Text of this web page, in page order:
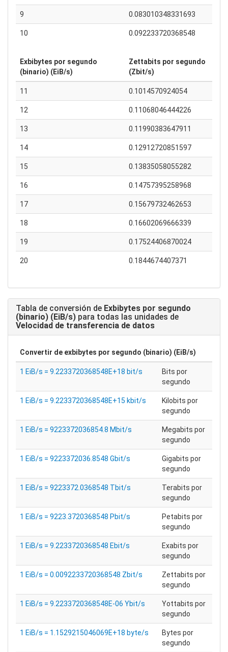
9 0.083010348331693
10 0.092233720368548
Exbibytes por segundo
(binario) (EiB/s)
Zettabits por segundo
(Zbit/s)
11 0.1014570924054
12 0.11068046444226
13 0.11990383647911
14 0.12912720851597
15 0.13835058055282
16 0.14757395258968
17 0.15679732462653
18 0.16602069666339
19 0.17524406870024
20 0.1844674407371
Tabla de conversión de Exbibytes por segundo
(binario) (EiB/s) para todas las unidades de
Velocidad de transferencia de datos
Convertir de exbibytes por segundo (binario) (EiB/s)
1 EiB/s = 9.2233720368548E+18 bit/s
Bits por
segundo
1 EiB/s = 9.2233720368548E+15 kbit/s
Kilobits por
segundo
1 EiB/s = 9223372036854.8 Mbit/s
Megabits por
segundo
1 EiB/s = 9223372036.8548 Gbit/s
Gigabits por
segundo
1 EiB/s = 9223372.0368548 Tbit/s
Terabits por
segundo
1 EiB/s = 9223.3720368548 Pbit/s
Petabits por
segundo
1 EiB/s = 9.2233720368548 Ebit/s
Exabits por
segundo
1 EiB/s = 0.0092233720368548 Zbit/s
Zettabits por
segundo
1 EiB/s = 9.2233720368548E-06 Ybit/s
Yottabits por
segundo
1 EiB/s = 1.1529215046069E+18 byte/s
Bytes por
segundo